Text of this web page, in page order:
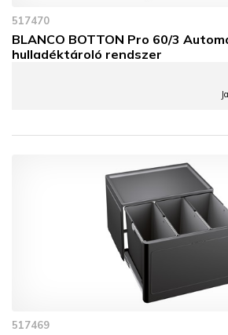
517470
BLANCO BOTTON Pro 60/3
hulladéktároló rendszer
517469